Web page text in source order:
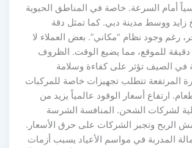
أمام السرعة. خاصة في المناطق الحيوية
زايد ووسط مدينة دبي. كما تمثل دقة
رغم وجود نظام “مكاني”. بعض العملاء لا
للموقع، مما يضيع الوقت. الظروف
في الصيف تؤثر على كفاءة وسلامة
المرتفعة تتطلب تجهيزات خاصة للمركبات
ارتفاع أسعار الوقود عالمياً يزيد من
لشركات الشحن. المنافسة الشرسة
الربح وتجبر الشركات على حرق الأسعار.
المدربة في مواسم الأعياد يسبب أزمات